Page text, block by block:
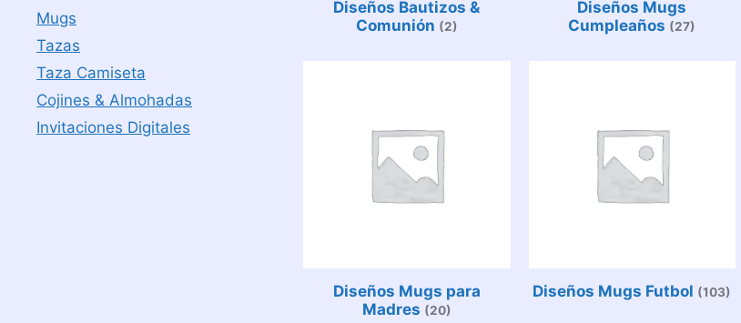
Diseños Bautizos &
Comunión (2)
Diseños Mugs
Cumpleaños (27)
Diseños Mugs para
Madres (20)
Diseños Mugs Futbol (103)
Mugs
Tazas
Taza Camiseta
Cojines & Almohadas
Invitaciones Digitales